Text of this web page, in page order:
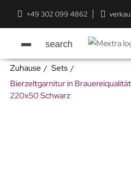
+49 302 099 4862
search
Zuhause
Sets
Bierzeltgarnitur in
220x50 Schwarz